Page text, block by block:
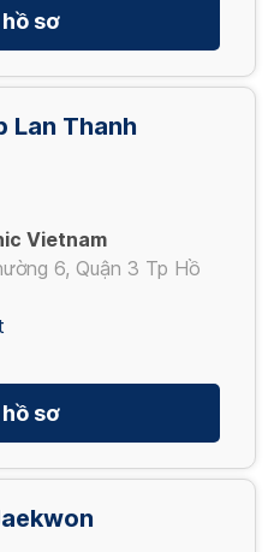
sơ
Lan Thanh
Vietnam
6, Quận 3 Tp Hồ
sơ